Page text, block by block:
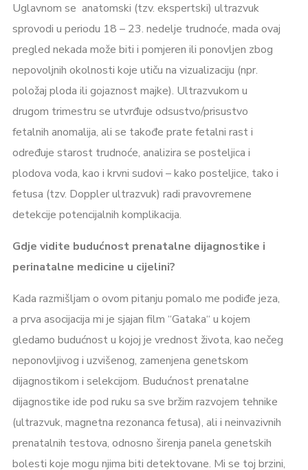
Uglavnom se anatomski (tzv. ekspertski) ultrazvuk
sprovodi u periodu 18 – 23. nedelje trudnoće, mada ovaj
pregled nekada može biti i pomjeren ili ponovljen zbog
nepovoljnih okolnosti koje utiču na vizualizaciju (npr.
položaj ploda ili gojaznost majke). Ultrazvukom u
drugom trimestru se utvrđuje odsustvo/prisustvo
fetalnih anomalija, ali se takođe prate fetalni rast i
određuje starost trudnoće, analizira se posteljica i
plodova voda, kao i krvni sudovi – kako posteljice, tako i
fetusa (tzv. Doppler ultrazvuk) radi pravovremene
detekcije potencijalnih komplikacija.
Gdje vidite budućnost prenatalne dijagnostike i
perinatalne medicine u cijelini?
Kada razmišljam o ovom pitanju pomalo me podiđe jeza,
a prva asocijacija mi je sjajan film “Gataka“ u kojem
gledamo budućnost u kojoj je vrednost života, kao nečeg
neponovljivog i uzvišenog, zamenjena genetskom
dijagnostikom i selekcijom. Budućnost prenatalne
dijagnostike ide pod ruku sa sve bržim razvojem tehnike
(ultrazvuk, magnetna rezonanca fetusa), ali i neinvazivnih
prenatalnih testova, odnosno širenja panela genetskih
bolesti koje mogu njima biti detektovane. Mi se toj brzini,